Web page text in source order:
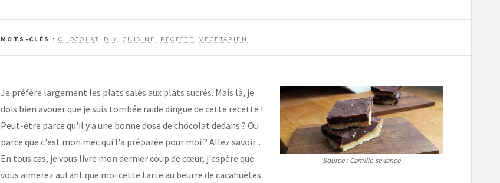
MOTS-CLÉS : CHOCOLAT DIY CUISINE RECETTE ,VÉGÉTARIEN
Source : Camille-se-lance
Je préfère largement les plats salés aux plats sucrés. Mais là, je
dois bien avouer que je suis tombée raide dingue de cette recette !
Peut-être parce qu'il y a une bonne dose de chocolat dedans ? Ou
parce que c'est mon mec qui l'a préparée pour moi ? Allez savoir...
En tous cas, je vous livre mon dernier coup de cœur, j'espère que
vous aimerez autant que moi cette tarte au beurre de cacahuètes